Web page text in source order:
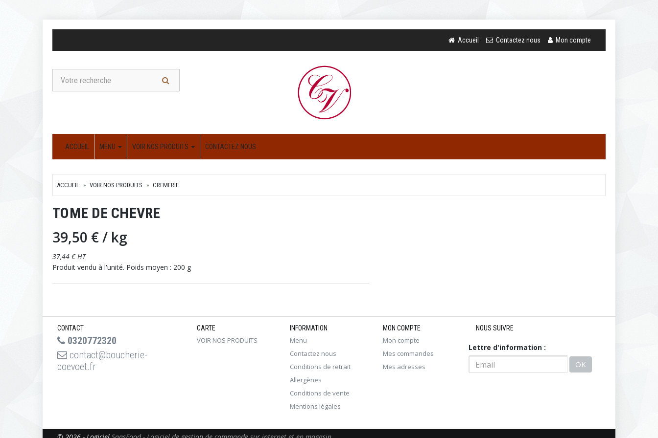
Accueil Contactez nous Mon compte
ACCUEIL MENU VOIR NOS PRODUITS CONTACTEZ NOUS
ACCUEIL VOIR NOS PRODUITS CREMERIE
TOME DE CHEVRE
39,50 €/ kg
37,44 € HT
Produit vendu à l'unité. Poids moyen : 200 g
CONTACT
0320772320
contact@boucherie-
coevoet.fr
CARTE
VOIR NOS PRODUITS
INFORMATION
Menu
Contactez nous
Conditions de retrait
Allergènes
Conditions de vente
Mentions légales
MON COMPTE
Mon compte
Mes commandes
Mes adresses
NOUS SUIVRE
Lettre d'information :
OK